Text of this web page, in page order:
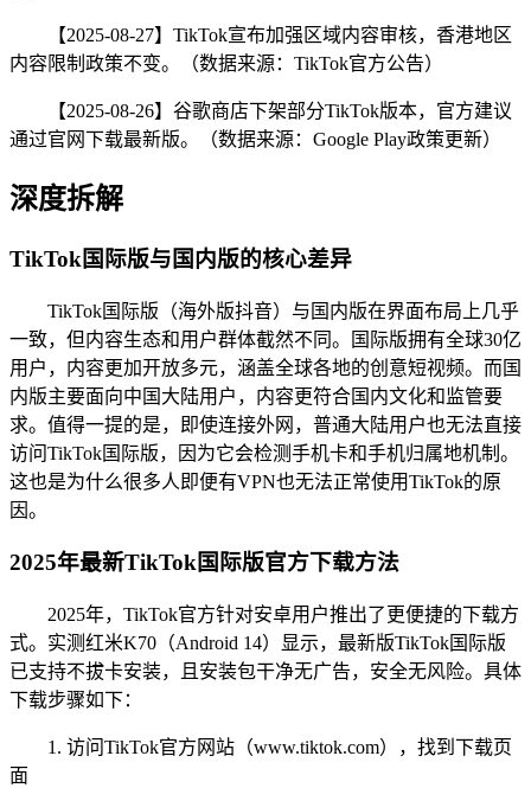
【2025-08-27】TikTok宣布加强区域内容审核，香港地区
内容限制政策不变。（数据来源：TikTok官方公告）
【2025-08-26】谷歌商店下架部分TikTok版本，官方建议
通过官网下载最新版。（数据来源：Google Play政策更新）
深度拆解
TikTok国际版与国内版的核心差异
TikTok国际版（海外版抖音）与国内版在界面布局上几乎
一致，但内容生态和用户群体截然不同。国际版拥有全球30亿
用户，内容更加开放多元，涵盖全球各地的创意短视频。而国
内版主要面向中国大陆用户，内容更符合国内文化和监管要
求。值得一提的是，即使连接外网，普通大陆用户也无法直接
访问TikTok国际版，因为它会检测手机卡和手机归属地机制。
这也是为什么很多人即便有VPN也无法正常使用TikTok的原
因。
2025年最新TikTok国际版官方下载方法
2025年，TikTok官方针对安卓用户推出了更便捷的下载方
式。实测红米K70（Android 14）显示，最新版TikTok国际版
已支持不拔卡安装，且安装包干净无广告，安全无风险。具体
下载步骤如下：
1. 访问TikTok官方网站（www.tiktok.com），找到下载页
面